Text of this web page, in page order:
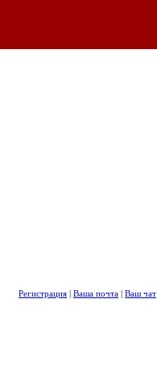
Регистрация | Ваша почта | Ваш чат